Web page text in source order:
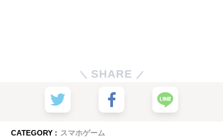
SHARE
CATEGORY : スマホゲーム